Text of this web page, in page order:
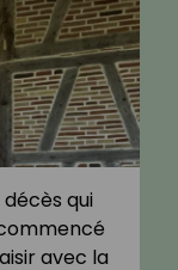
décès qui
avec la